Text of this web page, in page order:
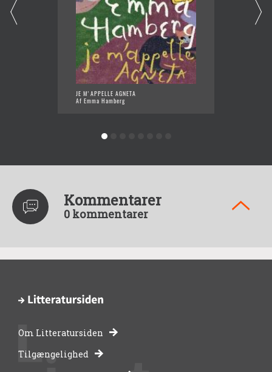
JE M'APPELLE AGNETA
Af Emma Hamberg
Kommentarer
0 kommentarer
-
Om Litteratursiden
Tilgængelighed